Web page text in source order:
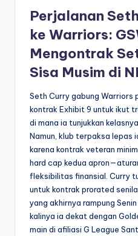
Perjalanan
ke Warriors:
Mengontrak
Sisa Musim di
Seth Curry gabung Warriors
kontrak Exhibit 9 untuk ikut
di mana ia tunjukkan
Namun, klub terpaksa lepas
karena kontrak veteran
hard cap kedua
fleksibilitas finansial. Curry
untuk kontrak prorated
yang akhirnya rampung
kalinya ia dekat dengan
main di afiliasi G League